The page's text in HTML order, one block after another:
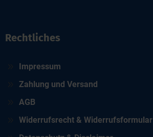
Rechtliches
Impressum
Zahlung und Versand
AGB
Widerrufsrecht & Widerrufsformular